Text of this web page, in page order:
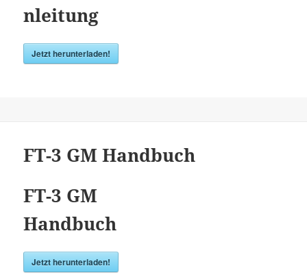
nleitung
Jetzt herunterladen!
FT-3 GM Handbuch
FT-3 GM
Handbuch
Jetzt herunterladen!